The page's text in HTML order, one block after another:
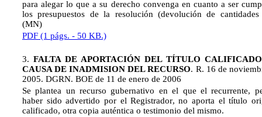
para alegar lo que a su derecho convenga en cuanto a ser
los presupuestos de la resolución (devolución de cantidades
(MN)
PDF (1 págs. - 50 KB.)
3. FALTA DE APORTACIÓN DEL TÍTULO
CAUSA DE INADMISION DEL RECURSO. R. 16 de
2005. DGRN. BOE de 11 de enero de 2006
Se plantea un recurso gubernativo en el que el recurrente,
haber sido advertido por el Registrador, no aporta el título
calificado, otra copia auténtica o testimonio del mismo.